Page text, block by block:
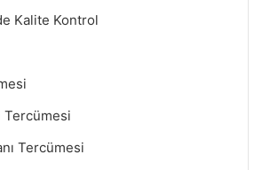
Kalite Kontrol
Tercümesi
Tercümesi